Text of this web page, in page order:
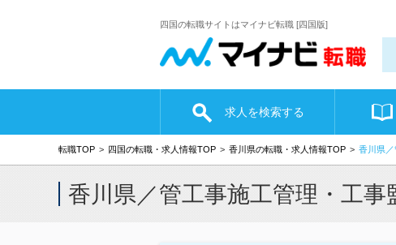
四国の転職サイトはマイナビ転職 [四国版]
求人を検索する
転職TOP 四国の転職・求人情報TOP 香川県の転職・求人情報TOP 香川県
香川県／管工事施工管理・工